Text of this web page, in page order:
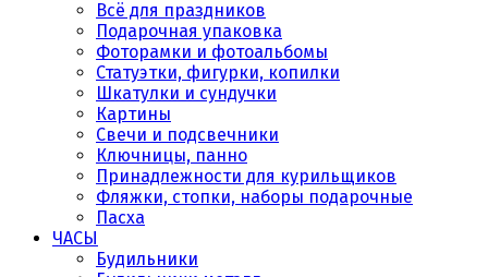
Всё для праздников
Подарочная упаковка
Фоторамки и фотоальбомы
Статуэтки, фигурки, копилки
Шкатулки и сундучки
Картины
Свечи и подсвечники
Ключницы, панно
Принадлежности для курильщиков
Фляжки, стопки, наборы подарочные
Пасха
ЧАСЫ
Будильники